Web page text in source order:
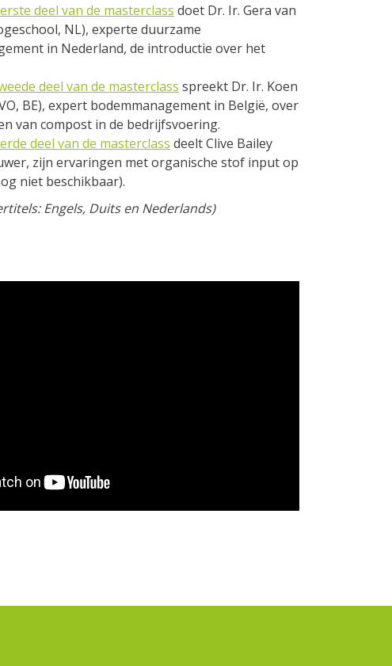
deel van de masterclass doet Dr. Ir. Gera van
NL), experte duurzame
in Nederland, de introductie over het
deel van de masterclass spreekt Dr. Ir. Koen
BE), expert bodemmanagement in België, over
van compost in de bedrijfsvoering.
deel van de masterclass deelt Clive Bailey
zijn ervaringen met organische stof input op
niet beschikbaar).
Engels, Duits en Nederlands)